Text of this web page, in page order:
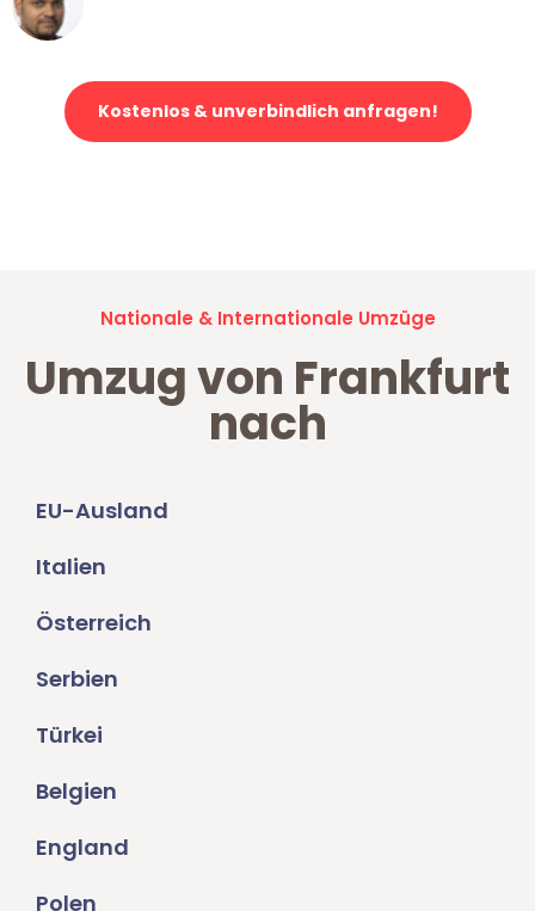
Kostenlos & unverbindlich anfragen!
Nationale & Internationale Umzüge
Umzug von Frankfurt
nach
EU-Ausland
Italien
Österreich
Serbien
Türkei
Belgien
England
Polen